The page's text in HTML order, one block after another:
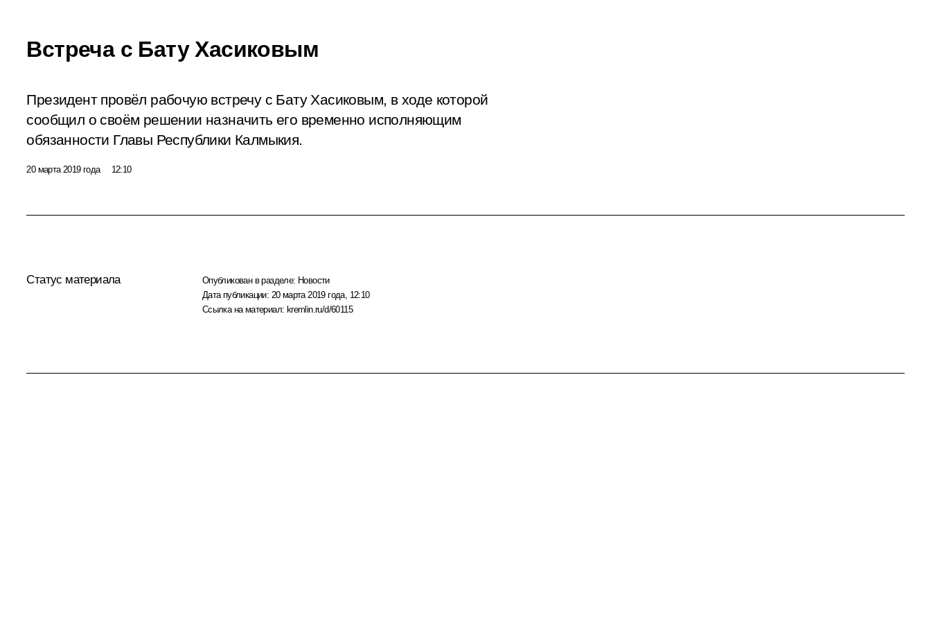
Встреча с Бату Хасиковым
Президент провёл рабочую встречу с Бату Хасиковым, в ходе которой
сообщил о своём решении назначить его временно исполняющим
обязанности Главы Республики Калмыкия.
20 марта 2019 года 12:10
Статус материала Опубликован в разделе: Новости
Дата публикации: 20 марта 2019 года, 12:10
Ссылка на материал: kremlin.ru/d/60115